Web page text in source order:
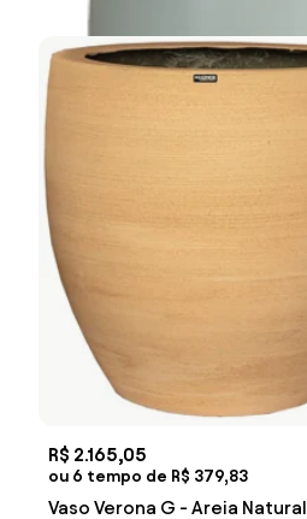
R$ 2.165,05
ou 6 tempo de R$ 379,83
Vaso Verona G - Areia Natural